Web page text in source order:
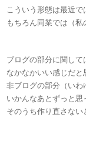
こういう形態は最近
もちろん同業では（私
ブログの部分に関し
なかなかいい感じだ
非ブログの部分（い
いかんなあとずっと思
そのうち作り直さない